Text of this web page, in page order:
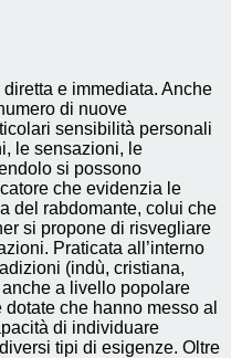
e immediata. Anche
di nuove
sensibilità personali
le sensazioni, le
si possono
che evidenzia le
del rabdomante, colui che
si propone di risvegliare
Praticata all’interno
(indù, cristiana,
a livello popolare
che hanno messo al
di individuare
tipi di esigenze. Oltre